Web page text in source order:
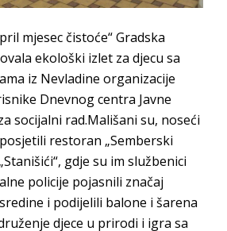
ZAJEDNICA ETAŽNIH VLASNIKA I
U MJESNIM ZAJEDNICAMA
GRADA BIJELjINA
za preduzetnika - Gojko
jula prijem zahtjeva za novčanu
za nabavku školskog pribora
zahtjeva za regresirano gorivo
od 13. marta do 15. novembra
mjesec čistoće“ Gradska
ekološki izlet za djecu sa
iz Nevladine organizacije
Dnevnog centra Javne
socijalni rad.Mališani su, noseći
restoran „Semberski
gdje su im službenici
policije pojasnili značaj
i podijelili balone i šarena
djece u prirodi i igra sa